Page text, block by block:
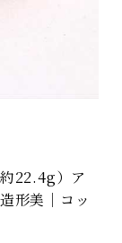
22.4g）ア
形美｜コッ